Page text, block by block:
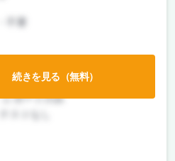
不要
レポートのみ
レポートのみ
続きを見る（無料）